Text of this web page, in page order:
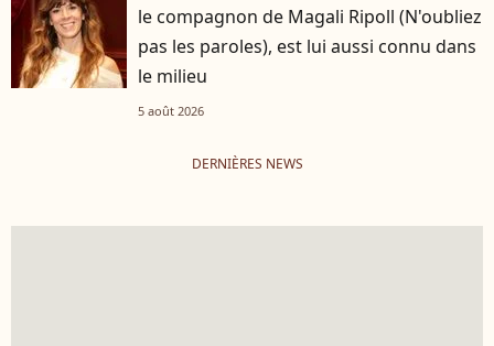
le compagnon de Magali Ripoll (N'oubliez
pas les paroles), est lui aussi connu dans
le milieu
5 août 2026
DERNIÈRES NEWS